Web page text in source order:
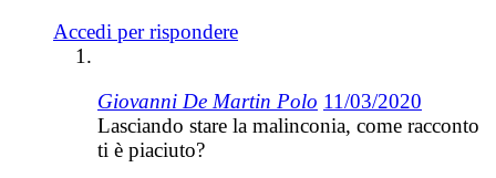
Accedi per rispondere
Giovanni De Martin Polo 11/03/2020
Lasciando stare la malinconia, come racconto
ti è piaciuto?